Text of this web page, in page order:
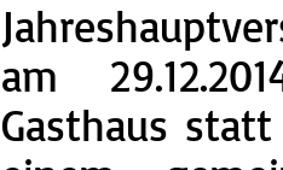
am
Gasthaus